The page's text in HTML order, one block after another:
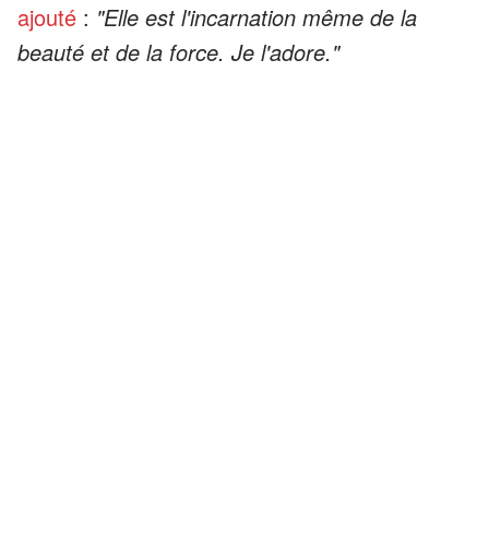
ajouté : "Elle est l'incarnation même de la
beauté et de la force. Je l'adore."